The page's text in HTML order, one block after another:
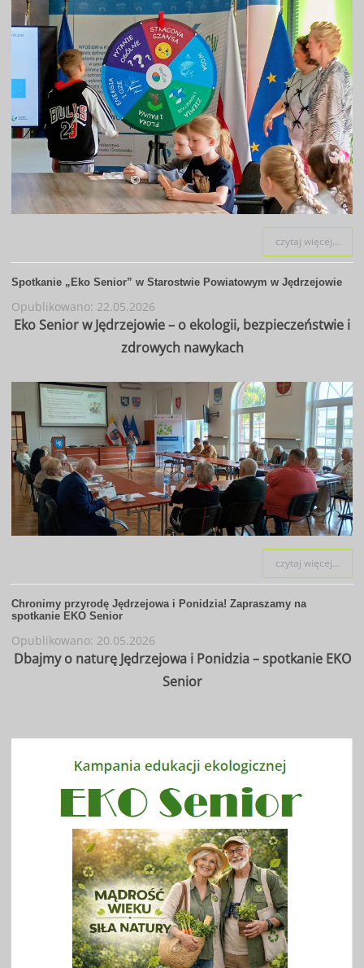
czytaj więcej...
Spotkanie „Eko Senior” w Starostwie Powiatowym w Jędrzejowie
Opublikowano: 22.05.2026
Eko Senior w Jędrzejowie – o ekologii, bezpieczeństwie i
zdrowych nawykach
czytaj więcej...
Chronimy przyrodę Jędrzejowa i Ponidzia! Zapraszamy na
spotkanie EKO Senior
Opublikowano: 20.05.2026
Dbajmy o naturę Jędrzejowa i Ponidzia – spotkanie EKO
Senior